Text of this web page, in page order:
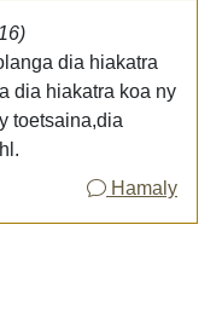
dia hiakatra
dia hiakatra koa ny
toetsaina,dia
Hamaly